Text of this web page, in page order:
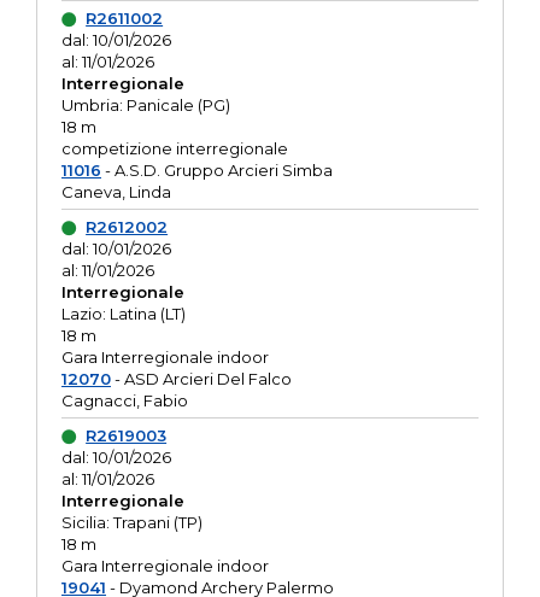
R2611002
dal: 10/01/2026
al: 11/01/2026
Interregionale
Umbria: Panicale (PG)
18 m
competizione interregionale
11016 - A.S.D. Gruppo Arcieri Simba
Caneva, Linda
R2612002
dal: 10/01/2026
al: 11/01/2026
Interregionale
Lazio: Latina (LT)
18 m
Gara Interregionale indoor
12070- ASD Arcieri Del Falco
Cagnacci, Fabio
R2619003
dal: 10/01/2026
al: 11/01/2026
Interregionale
Sicilia: Trapani (TP)
18 m
Gara Interregionale indoor
19041 - Dyamond Archery Palermo